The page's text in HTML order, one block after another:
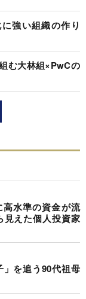
強い組織の作り
む大林組×PwCの
水準の資金が流
見えた個人投資家
を追う90代祖母